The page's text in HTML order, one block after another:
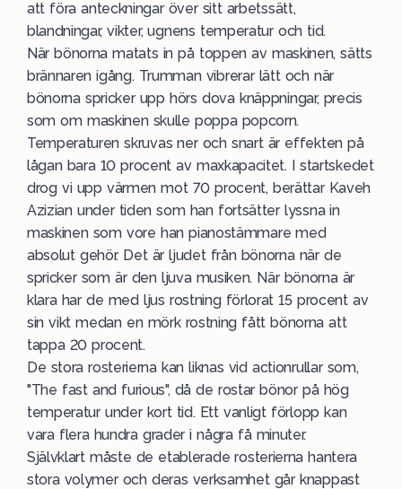
att föra anteckningar över sitt arbetssätt,
blandningar, vikter, ugnens temperatur och tid.
När bönorna matats in på toppen av maskinen, sätts
brännaren igång. Trumman vibrerar lätt och när
bönorna spricker upp hörs dova knäppningar, precis
som om maskinen skulle poppa popcorn.
Temperaturen skruvas ner och snart är effekten på
lågan bara 10 procent av maxkapacitet. I startskedet
drog vi upp värmen mot 70 procent, berättar Kaveh
Azizian under tiden som han fortsätter lyssna in
maskinen som vore han pianostämmare med
absolut gehör. Det är ljudet från bönorna när de
spricker som är den ljuva musiken. När bönorna är
klara har de med ljus rostning förlorat 15 procent av
sin vikt medan en mörk rostning fått bönorna att
tappa 20 procent.
De stora rosterierna kan liknas vid actionrullar som,
"The fast and furious", då de rostar bönor på hög
temperatur under kort tid. Ett vanligt förlopp kan
vara flera hundra grader i några få minuter.
Självklart måste de etablerade rosterierna hantera
stora volymer och deras verksamhet går knappast